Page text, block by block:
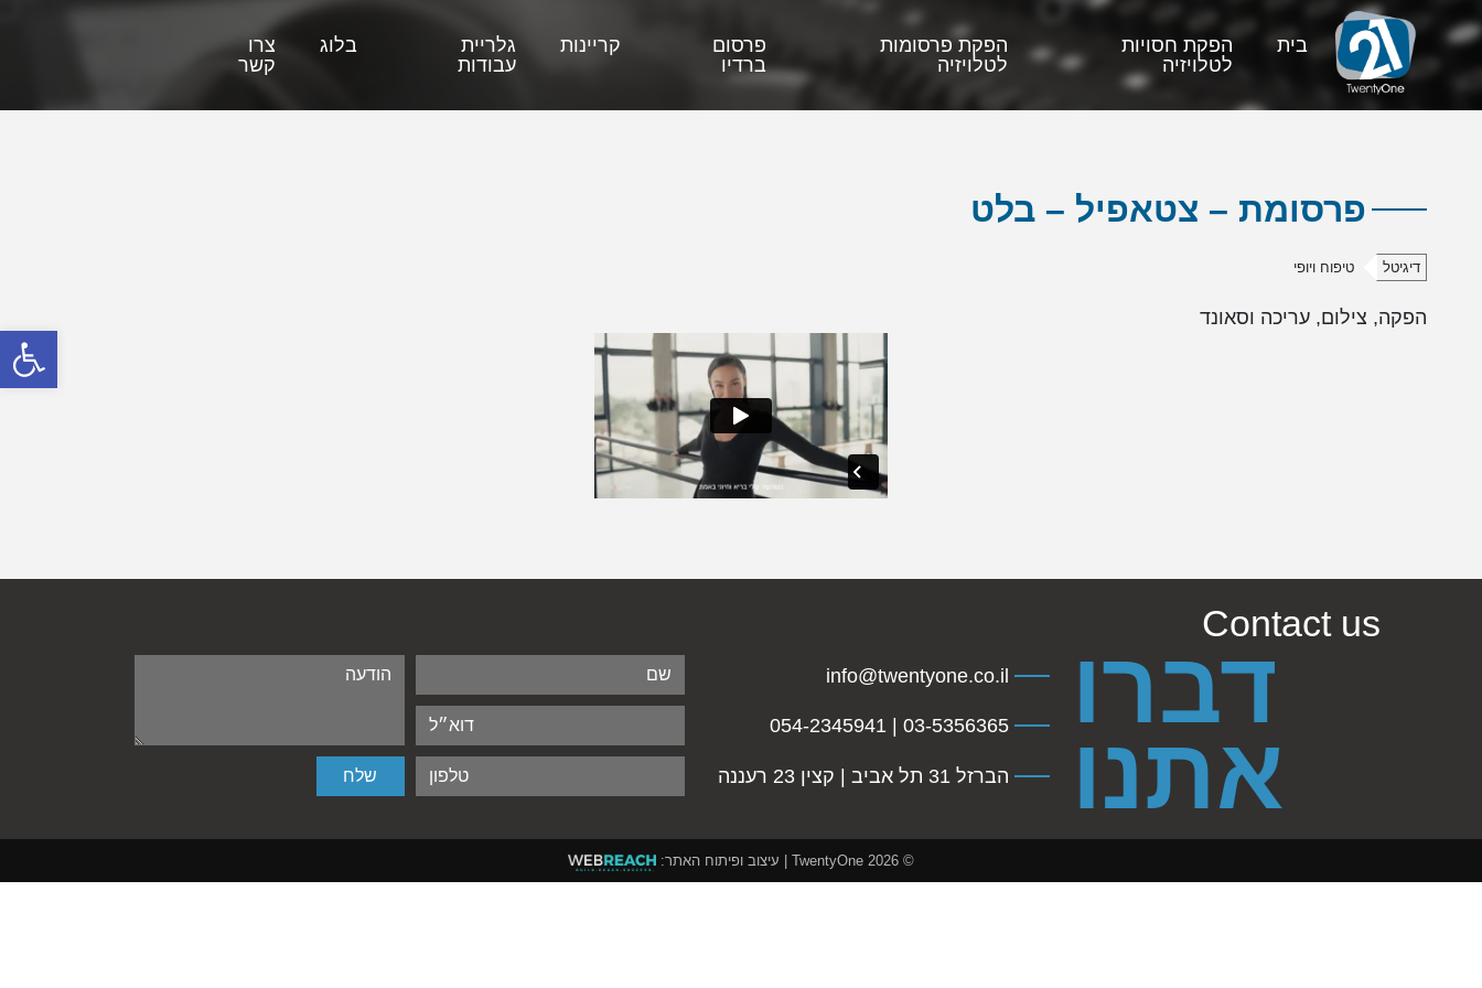
בית
הפקת חסויות
לטלויזיה
הפקת פרסומות
לטלויזיה
פרסום
ברדיו
קריינות
גלריית
עבודות
בלוג
צרו
קשר
פרסומת – צטאפיל – בלט
דיגיטל טיפוח ויופי
הפקה, צילום, עריכה וסאונד
Contact us
דברו
אתנו
info@twentyone.co.il
03-5356365 | 054-2345941
הברזל 31 תל אביב | קצין 23 רעננה
© 2026
TwentyOne | עיצוב ופיתוח האתר: